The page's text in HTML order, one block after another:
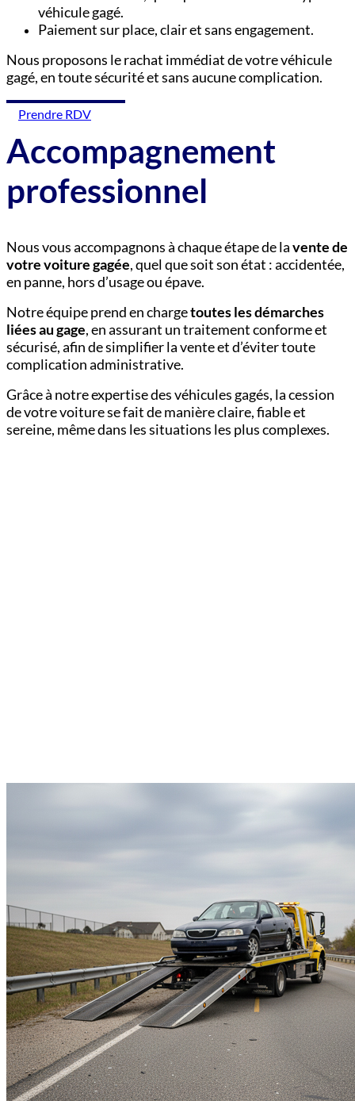
véhicule gagé.
Paiement sur place, clair et sans engagement.
Nous proposons le rachat immédiat de votre véhicule
gagé, en toute sécurité et sans aucune complication.
Prendre RDV
Accompagnement
professionnel
Nous vous accompagnons à chaque étape de lavente de
votre voiture gagée, quel que soit son état : accidentée,
en panne, hors d’usage ou épave.
Notre équipe prend en chargetoutes les démarches
liées au gage, en assurant un traitement conforme et
sécurisé, afin de simplifier la vente et d’éviter toute
complication administrative.
Grâce à notre expertise des véhicules gagés, la cession
de votre voiture se fait de manière claire, fiable et
sereine, même dans les situations les plus complexes.